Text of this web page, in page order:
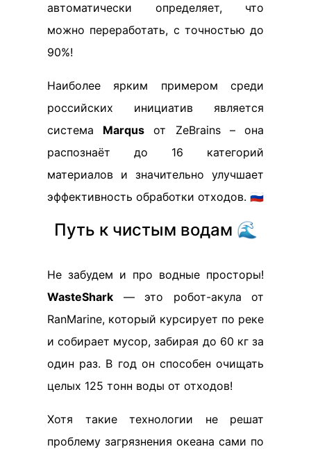
автоматически определяет, что
можно переработать, с точностью до
90%!
Наиболее ярким примером среди
российских инициатив является
система Marqus от ZeBrains – она
распознаёт до 16 категорий
материалов и значительно улучшает
эффективность обработки отходов. 🇷🇺
Путь к чистым водам 🌊
Не забудем и про водные просторы!
WasteShark — это робот-акула от
RanMarine, который курсирует по реке
и собирает мусор, забирая до 60 кг за
один раз. В год он способен очищать
целых 125 тонн воды от отходов!
Хотя такие технологии не решат
проблему загрязнения океана сами по